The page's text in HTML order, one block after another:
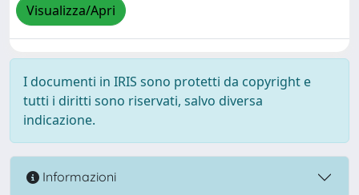
Visualizza/Apri
I documenti in IRIS sono protetti da copyright e
tutti i diritti sono riservati, salvo diversa
indicazione.
Informazioni